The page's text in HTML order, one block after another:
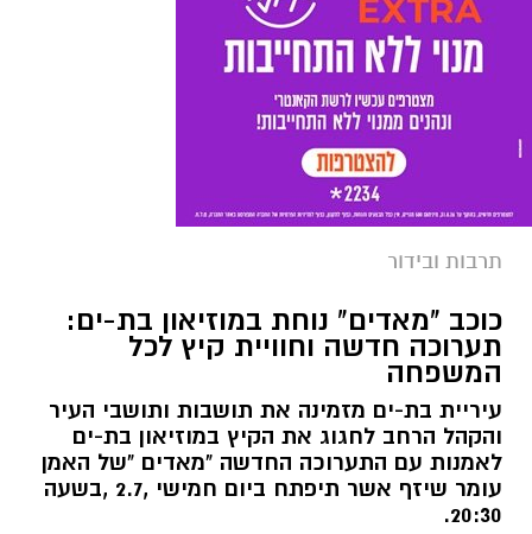
תרבות ובידור
כוכב "מאדים" נוחת במוזיאון בת-ים:
תערוכה חדשה וחוויית קיץ לכל
המשפחה
עיריית בת-ים מזמינה את תושבות ותושבי העיר
והקהל הרחב לחגוג את הקיץ במוזיאון בת-ים
לאמנות עם התערוכה החדשה "מאדים "של האמן
עומר שיזף אשר תיפתח ביום חמישי ,2.7 ,בשעה
20:30.